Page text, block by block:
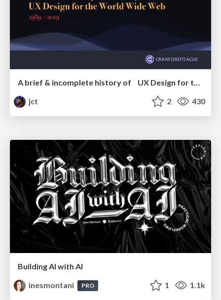
jct
2 430
Building AI with AI
inesmontani
PRO 1 1.1k